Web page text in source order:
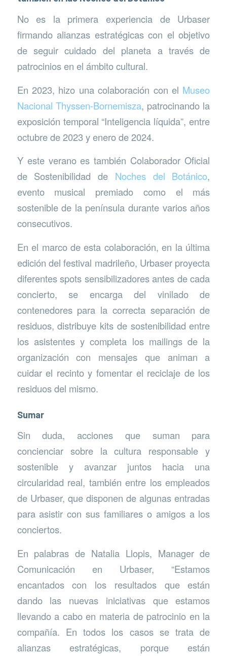
No es la primera experiencia de Urbaser
firmando alianzas estratégicas con el objetivo
de seguir cuidado del planeta a través de
patrocinios en el ámbito cultural.
En 2023, hizo una colaboración con el Museo
Nacional Thyssen-Bornemisza, patrocinando la
exposición temporal “Inteligencia líquida”, entre
octubre de 2023 y enero de 2024.
Y este verano es también Colaborador Oficial
de Sostenibilidad de Noches del Botánico,
evento musical premiado como el más
sostenible de la península durante varios años
consecutivos.
En el marco de esta colaboración, en la última
edición del festival madrileño, Urbaser proyecta
diferentes spots sensibilizadores antes de cada
concierto, se encarga del vinilado de
contenedores para la correcta separación de
residuos, distribuye kits de sostenibilidad entre
los asistentes y completa los mailings de la
organización con mensajes que animan a
cuidar el recinto y fomentar el reciclaje de los
residuos del mismo.
Sumar
Sin duda, acciones que suman para
concienciar sobre la cultura responsable y
sostenible y avanzar juntos hacia una
circularidad real, también entre los empleados
de Urbaser, que disponen de algunas entradas
para asistir con sus familiares o amigos a los
conciertos.
En palabras de Natalia Llopis, Manager de
Comunicación en Urbaser, “Estamos
encantados con los resultados que están
dando las nuevas iniciativas que estamos
llevando a cabo en materia de patrocinio en la
compañía. En todos los casos se trata de
alianzas estratégicas, porque están